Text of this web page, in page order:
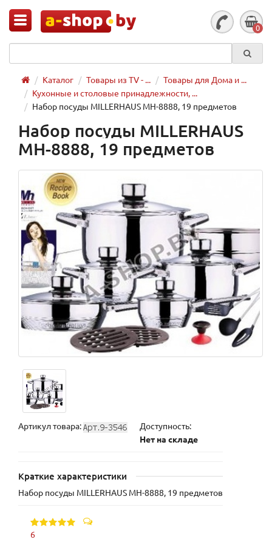
0
Каталог Товары из TV - ...
Товары для Дома и ...
Кухонные и столовые принадлежности, ...
Набор посуды MILLERHAUS MH-8888, 19 предметов
Набор посуды MILLERHAUS
MH-8888, 19 предметов
Артикул товара:
Доступность:
Нет на складе
Краткие характеристики
Набор посуды MILLERHAUS MH-8888, 19 предметов
6